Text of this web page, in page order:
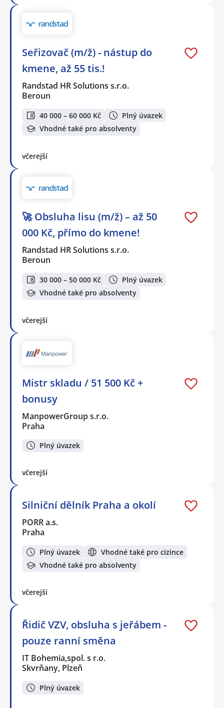
Seřizovač (m/ž) - nástup do
kmene, až 55 tis.!
Randstad HR Solutions s.r.o.
Beroun
40 000 – 60 000 Kč
Plný úvazek
Vhodné také pro absolventy
včerejší
🚀 Obsluha lisu (m/ž) – až 50
000 Kč, přímo do kmene!
Randstad HR Solutions s.r.o.
Beroun
30 000 – 50 000 Kč
Plný úvazek
Vhodné také pro absolventy
včerejší
Mistr skladu / 51 500 Kč +
bonusy
ManpowerGroup s.r.o.
Praha
Plný úvazek
včerejší
Silniční dělník Praha a okolí
PORR a.s.
Praha
Plný úvazek
Vhodné také pro cizince
Vhodné také pro absolventy
včerejší
Řidič VZV, obsluha s jeřábem -
pouze ranní směna
IT Bohemia,spol. s r.o.
Skvrňany, Plzeň
Plný úvazek